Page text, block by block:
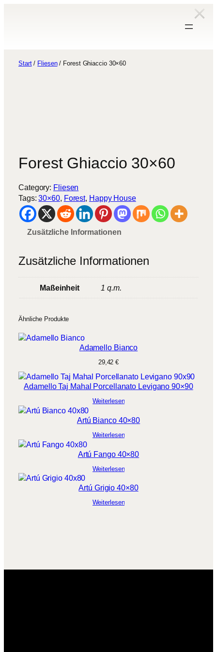
Start/ Fliesen/ Forest Ghiaccio 30×60
Forest Ghiaccio 30×60
Category: Fliesen
Tags:30×60, Forest, Happy House
Zusätzliche Informationen
Zusätzliche Informationen
Maßeinheit 1 q.m.
Ähnliche Produkte
Adamello Bianco
29,42€
Adamello Taj Mahal Porcellanato Levigano 90×90
Weiterlesen
Artú Bianco 40×80
Weiterlesen
Artú Fango 40×80
Weiterlesen
Artú Grigio 40×80
Weiterlesen